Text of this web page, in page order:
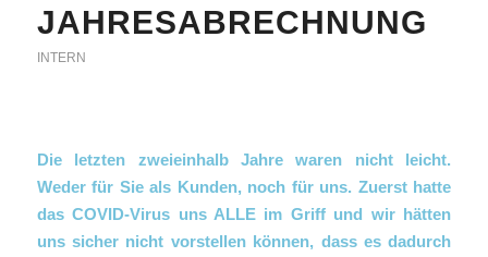
JAHRESABRECHNUNG
INTERN
Die letzten zweieinhalb Jahre waren nicht leicht.
Weder für Sie als Kunden, noch für uns. Zuerst hatte
das COVID-Virus uns ALLE im Griff und wir hätten
uns sicher nicht vorstellen können, dass es dadurch